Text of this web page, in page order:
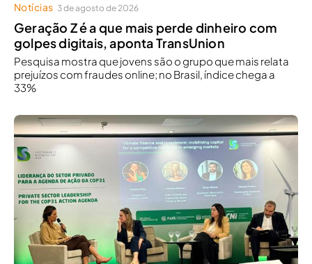
Notícias 3 de agosto de 2026
Geração Z é a que mais perde dinheiro com
golpes digitais, aponta TransUnion
Pesquisa mostra que jovens são o grupo que mais relata
prejuízos com fraudes online; no Brasil, índice chega a
33%